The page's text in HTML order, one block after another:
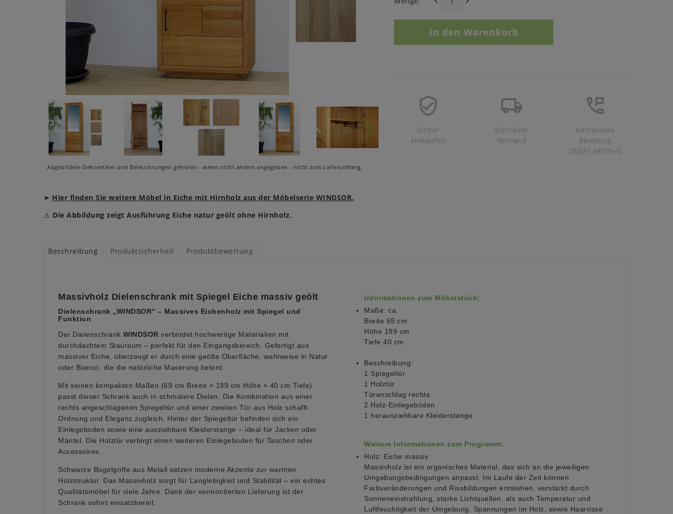
Abgebildete Dekoartikel und Beleuchtungen gehören - wenn nicht anders angegeben - nicht zum Lieferumfang.
In den Warenkorb
Sicher
einkaufen
Schneller
Versand
Kostenlose
Beratung
05321 68599-0
➤ Hier finden Sie weitere Möbel in Eiche mit Hirnholz aus der Möbelserie WINDSOR.
⚠ Die Abbildung zeigt Ausführung Eiche natur geölt ohne Hirnholz.
Beschreibung Produktsicherheit Produktbewertung
Massivholz Dielenschrank mit Spiegel Eiche massiv geölt
Dielenschrank „WINDSOR“ – Massives Eichenholz mit Spiegel und
Funktion
Der Dielenschrank WINDSOR verbindet hochwertige Materialien mit
durchdachtem Stauraum – perfekt für den Eingangsbereich. Gefertigt aus
massiver Eiche, überzeugt er durch eine geölte Oberfläche, wahlweise in Natur
oder Bianco, die die natürliche Maserung betont.
Mit seinen kompakten Maßen (69 cm Breite × 199 cm Höhe × 40 cm Tiefe)
passt dieser Schrank auch in schmalere Dielen. Die Kombination aus einer
rechts angeschlagenen Spiegeltür und einer zweiten Tür aus Holz schafft
Ordnung und Eleganz zugleich. Hinter der Spiegeltür befinden sich ein
Einlegeboden sowie eine ausziehbare Kleiderstange – ideal für Jacken oder
Mäntel. Die Holztür verbirgt einen weiteren Einlegeboden für Taschen oder
Accessoires.
Schwarze Bügelgriffe aus Metall setzen moderne Akzente zur warmen
Holzstruktur. Das Massivholz sorgt für Langlebigkeit und Stabilität – ein echtes
Qualitätsmöbel für viele Jahre. Dank der vormontierten Lieferung ist der
Schrank sofort einsatzbereit.
Informationen zum Möbelstück:
Maße: ca.
Breite 69 cm
Höhe 199 cm
Tiefe 40 cm
Beschreibung:
1 Spiegeltür
1 Holztür
Türanschlag rechts
2 Holz-Einlegeböden
1 herausziehbare Kleiderstange
Weitere Informationen zum Programm:
Holz: Eiche massiv
Massivholz ist ein organisches Material, das sich an die jeweiligen
Umgebungsbedingungen anpasst. Im Laufe der Zeit können
Farbveränderungen und Rissbildungen entstehen, verstärkt durch
Sonneneinstrahlung, starke Lichtquellen, als auch Temperatur und
Luftfeuchtigkeit der Umgebung. Spannungen im Holz, sowie Haarrisse